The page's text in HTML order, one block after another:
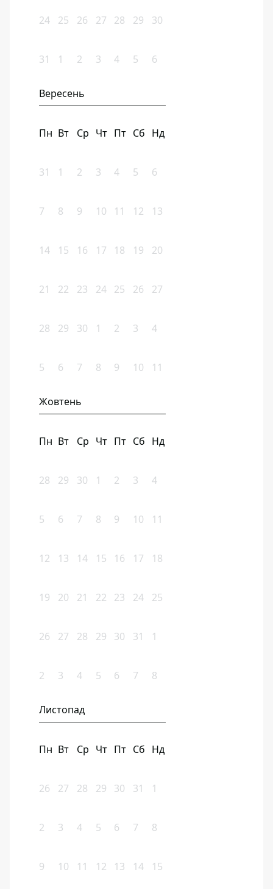
24 25 26 27 28 29 30
31 1 2 3 4 5 6
Вересень
Пн Вт Ср Чт Пт Сб Нд
31 1 2 3 4 5 6
7 8 9 10 11 12 13
14 15 16 17 18 19 20
21 22 23 24 25 26 27
28 29 30 1 2 3 4
5 6 7 8 9 10 11
Жовтень
Пн Вт Ср Чт Пт Сб Нд
28 29 30 1 2 3 4
5 6 7 8 9 10 11
12 13 14 15 16 17 18
19 20 21 22 23 24 25
26 27 28 29 30 31 1
2 3 4 5 6 7 8
Листопад
Пн Вт Ср Чт Пт Сб Нд
26 27 28 29 30 31 1
2 3 4 5 6 7 8
9 10 11 12 13 14 15